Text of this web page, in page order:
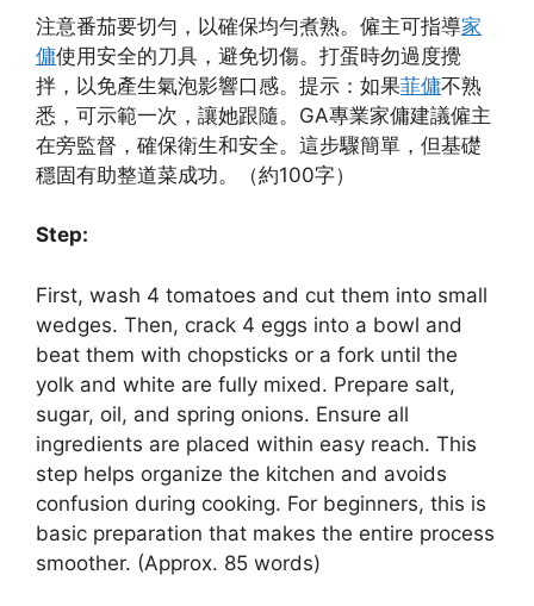
注意番茄要切勻，以確保均勻煮熟。僱主可指導家
傭使用安全的刀具，避免切傷。打蛋時勿過度攪
拌，以免產生氣泡影響口感。提示：如果菲傭不熟
悉，可示範一次，讓她跟隨。GA專業家傭建議僱主
在旁監督，確保衛生和安全。這步驟簡單，但基礎
穩固有助整道菜成功。（約100字）
Step:
First, wash 4 tomatoes and cut them into small
wedges. Then, crack 4 eggs into a bowl and
beat them with chopsticks or a fork until the
yolk and white are fully mixed. Prepare salt,
sugar, oil, and spring onions. Ensure all
ingredients are placed within easy reach. This
step helps organize the kitchen and avoids
confusion during cooking. For beginners, this is
basic preparation that makes the entire process
smoother. (Approx. 85 words)